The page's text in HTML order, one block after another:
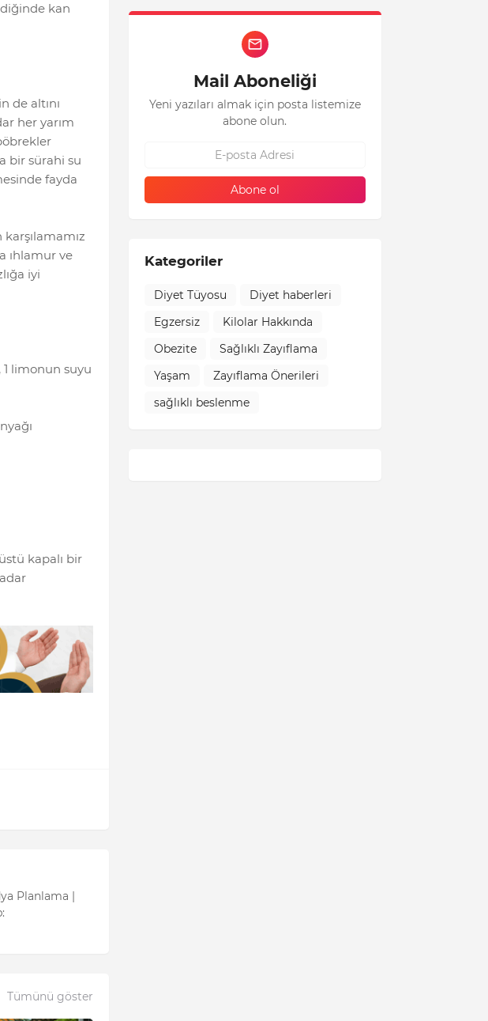
kan
de altını
her yarım
bir sürahi su
fayda
ıhlamur ve
iyi
limonun suyu
kapalı bir
Planlama |
Tümünü göster
Mail Aboneliği
Yeni yazıları almak için posta listemize
abone olun.
Kategoriler
Diyet Tüyosu
Diyet haberleri
Egzersiz
Kilolar Hakkında
Obezite
Sağlıklı Zayıflama
Yaşam
Zayıflama Önerileri
sağlıklı beslenme